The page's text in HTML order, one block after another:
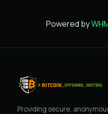
Powered by
Providing secure,